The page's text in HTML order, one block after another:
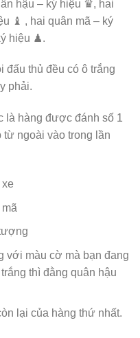
hậu – ký hiệu ♛, hai
♝ , hai quân mã – ký
hiệu ♟.
đấu thủ đều có ô trắng
phải.
là hàng được đánh số 1
ngoài vào trong lần
với màu cờ mà bạn đang
thì đằng quân hậu
lại của hàng thứ nhất.